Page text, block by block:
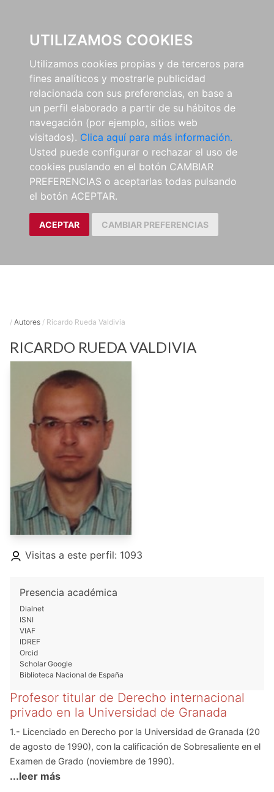
UTILIZAMOS COOKIES
Utilizamos cookies propias y de terceros para
fines analíticos y mostrarle publicidad
relacionada con sus preferencias, en base a
un perfil elaborado a partir de su hábitos de
navegación (por ejemplo, sitios web
visitados). Clica aquí para más información.
Usted puede configurar o rechazar el uso de
cookies puslando en el botón CAMBIAR
PREFERENCIAS o aceptarlas todas pulsando
el botón ACEPTAR.
ACEPTAR CAMBIAR PREFERENCIAS
/ Autores / Ricardo Rueda Valdivia
RICARDO RUEDA VALDIVIA
Visitas a este perfil: 1093
Presencia académica
Dialnet
ISNI
VIAF
IDREF
Orcid
Scholar Google
Biblioteca Nacional de España
Profesor titular de Derecho internacional
privado en la Universidad de Granada
1.- Licenciado en Derecho por la Universidad de Granada (20
de agosto de 1990), con la calificación de Sobresaliente en el
Examen de Grado (noviembre de 1990).
2.- Doctor en Derecho por la Universidad de Granada con la
...leer más